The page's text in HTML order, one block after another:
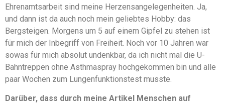
Ehrenamtsarbeit sind meine Herzensangelegenheiten. Ja,
und dann ist da auch noch mein geliebtes Hobby: das
Bergsteigen. Morgens um 5 auf einem Gipfel zu stehen ist
für mich der Inbegriff von Freiheit. Noch vor 10 Jahren war
sowas für mich absolut undenkbar, da ich nicht mal die U-
Bahntreppen ohne Asthmaspray hochgekommen bin und alle
paar Wochen zum Lungenfunktionstest musste.
Darüber, dass durch meine Artikel Menschen auf